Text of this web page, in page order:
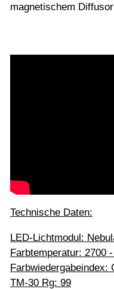
magnetischem
Technische Daten:
LED-Lichtmodul:
Farbtemperatur: 2700
Farbwiedergabeindex:
TM-30 Rg: 99